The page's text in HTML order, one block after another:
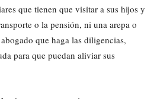
que tienen que visitar a sus hijos y
o la pensión, ni una arepa o
que haga las diligencias,
para que puedan aliviar sus